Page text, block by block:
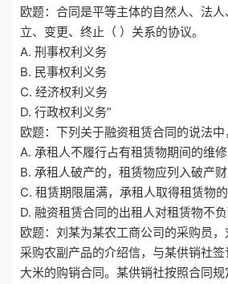
欧题：合同是平等主体的自然人、法
立、变更、终止（ ）关系的协议。
A. 刑事权利义务
B. 民事权利义务
C. 经济权利义务
D. 行政权利义务”
欧题：下列关于融资租赁合同的说法中
A. 承租人不履行占有租赁物期间的维
B. 承租人破产的，租赁物应列入破产
C. 租赁期限届满，承租人取得租赁物
D. 融资租赁合同的出租人对租赁物不
欧题：刘某为某农工商公司的采购员
采购农副产品的介绍信，与某供销社
大米的购销合同。某供销社按照合同